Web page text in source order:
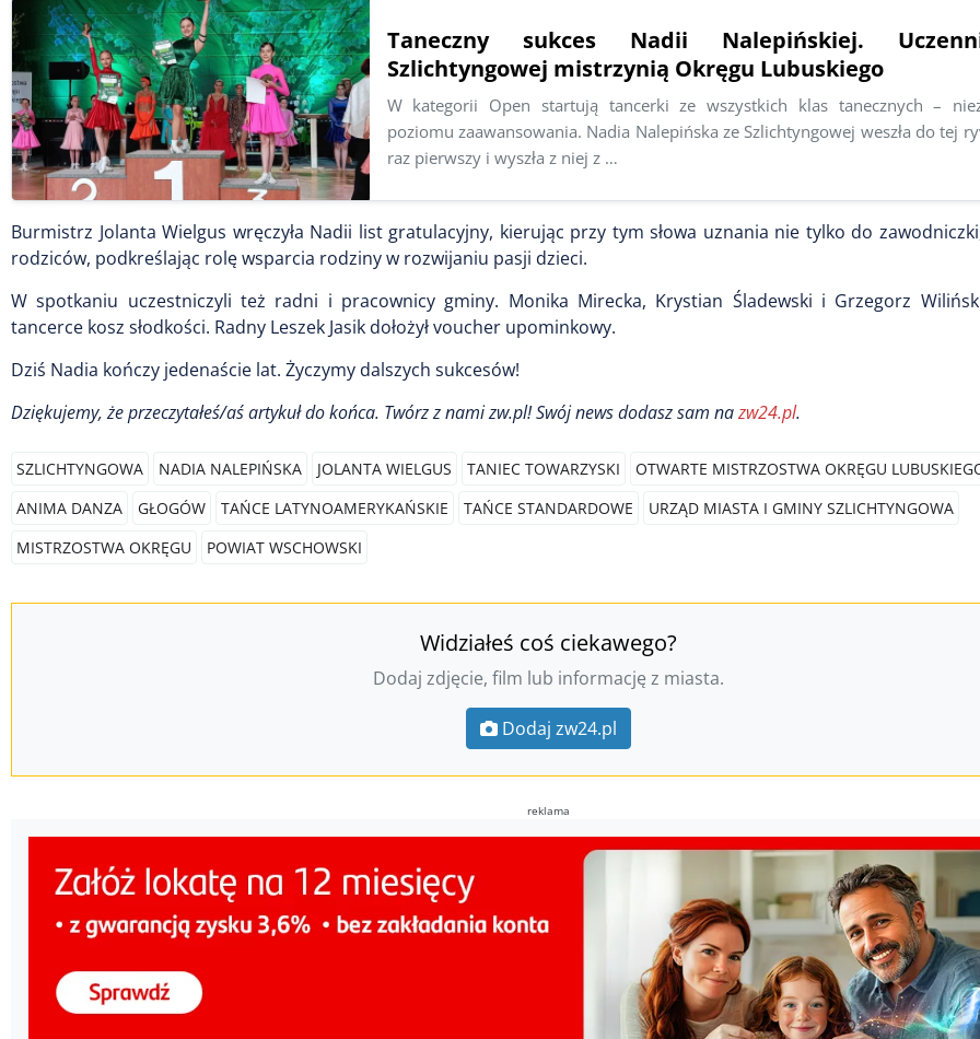
Taneczny sukces Nadii Nalepińskiej.
Szlichtyngowej mistrzynią Okręgu Lubuskiego
W kategorii Open startują tancerki ze wszystkich klas tanecznych –
poziomu zaawansowania. Nadia Nalepińska ze Szlichtyngowej weszła do tej
raz pierwszy i wyszła z niej z …
Burmistrz Jolanta Wielgus wręczyła Nadii list gratulacyjny, kierując przy tym słowa uznania nie tylko do
rodziców, podkreślając rolę wsparcia rodziny w rozwijaniu pasji dzieci.
W spotkaniu uczestniczyli też radni i pracownicy gminy. Monika Mirecka, Krystian Śladewski i Grzegorz
tancerce kosz słodkości. Radny Leszek Jasik dołożył voucher upominkowy.
Dziś Nadia kończy jedenaście lat. Życzymy dalszych sukcesów!
Dziękujemy, że przeczytałeś/aś artykuł do końca. Twórz z nami zw.pl! Swój news dodasz sam nazw24.pl.
SZLICHTYNGOWA NADIA NALEPIŃSKA JOLANTA WIELGUS TANIEC TOWARZYSKI
OTWARTE MISTRZOSTWA OKRĘGU
ANIMA DANZA
GŁOGÓW TAŃCE LATYNOAMERYKAŃSKIE TAŃCE STANDARDOWE
URZĄD MIASTA I GMINY SZLICHTYNGOWA
MISTRZOSTWA OKRĘGU
POWIAT WSCHOWSKI
Widziałeś coś ciekawego?
Dodaj zdjęcie, film lub informację z miasta.
Dodaj zw24.pl
reklama